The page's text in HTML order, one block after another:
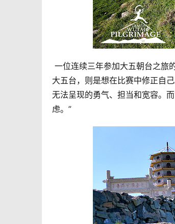
一位连续三年参加大五朝台之旅
大五台，则是想在比赛中修正自
无法呈现的勇气、担当和宽容。
虑。”